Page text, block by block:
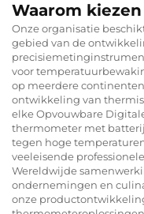
Waarom
Onze organisatie
gebied van de
voor
op meerdere
ontwikkeling van
elke Opvouwbare
thermometer met
tegen hoge
veeleisende
Wereldwijde
ondernemingen en
onze